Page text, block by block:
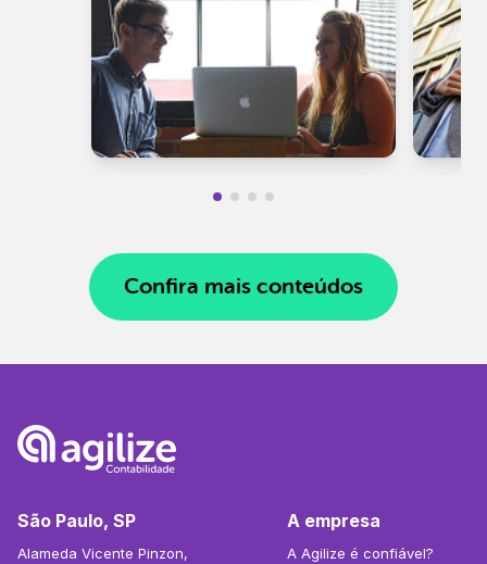
Confira mais conteúdos
São Paulo, SP
Alameda Vicente Pinzon,
A empresa
A Agilize é confiável?